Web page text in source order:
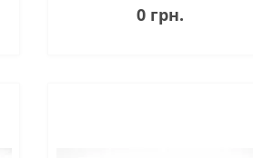
варіантів індивідуальних
налаштувань дозволяють
0 грн.